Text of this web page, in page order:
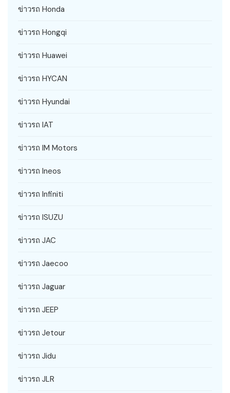
ข่าวรถ Honda
ข่าวรถ Hongqi
ข่าวรถ Huawei
ข่าวรถ HYCAN
ข่าวรถ Hyundai
ข่าวรถ IAT
ข่าวรถ IM Motors
ข่าวรถ Ineos
ข่าวรถ Infiniti
ข่าวรถ ISUZU
ข่าวรถ JAC
ข่าวรถ Jaecoo
ข่าวรถ Jaguar
ข่าวรถ JEEP
ข่าวรถ Jetour
ข่าวรถ Jidu
ข่าวรถ JLR